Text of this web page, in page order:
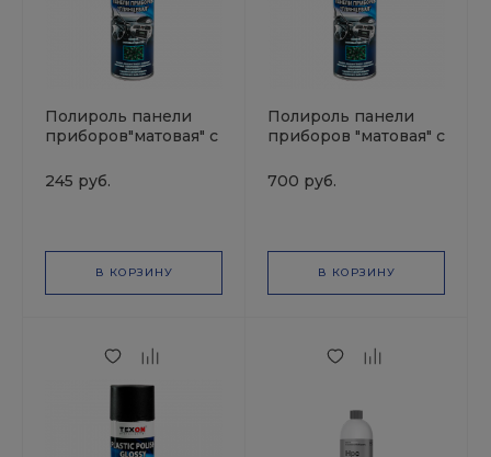
Полироль панели
приборов"матовая" с
машина TEXON 1000
245 руб.
В КОРЗИНУ
Полироль панели
приборов "матовая" с
свежесть TEXON
1000 мл.
700 руб.
В КОРЗИНУ